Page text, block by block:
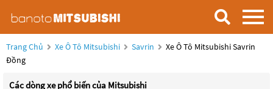
Trang Chủ Xe Ô Tô Mitsubishi Savrin
Xe Ô Tô Mitsubishi Savrin
Đồng
Các dòng xe phổ biến của Mitsubishi